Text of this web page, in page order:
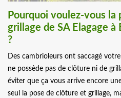
Pourquoi voulez-vous la
grillage de SA Elagage
?
Des cambrioleurs ont saccagé
ne possède pas de clôture ni de
éviter que ça vous arrive encore
seul la pose de clôture et grillage,